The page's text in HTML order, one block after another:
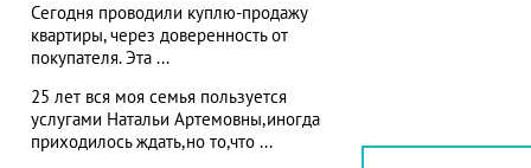
Сегодня проводили куплю-продажу
квартиры, через доверенность от
покупателя. Эта ...
25 лет вся моя семья пользуется
услугами Натальи Артемовны,иногда
приходилось ждать,но то,что ...